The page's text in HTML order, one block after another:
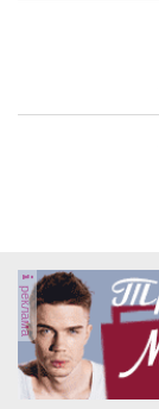
реклама